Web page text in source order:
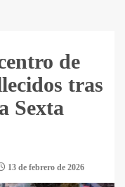
de
tras
Sexta
13 de febrero de 2026